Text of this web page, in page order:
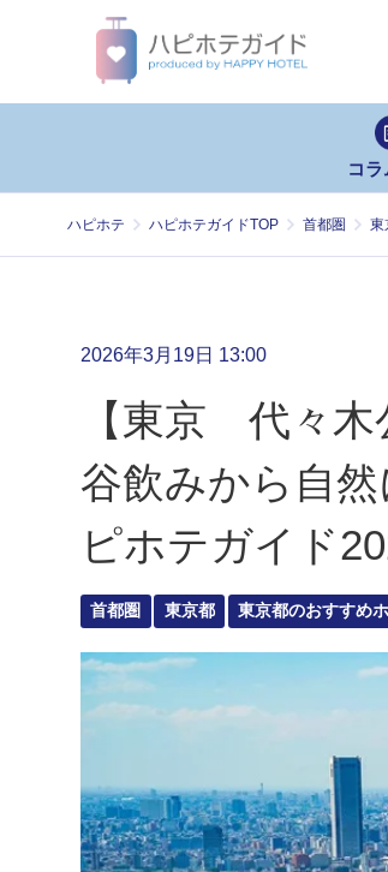
コ
ハピホテ ハピホテガイドTOP 首都圏 東
2026年3月19日 13:00
【東京 代々木
谷飲みから自
ピホテガイド
首都圏 東京都 東京都のおすすめ